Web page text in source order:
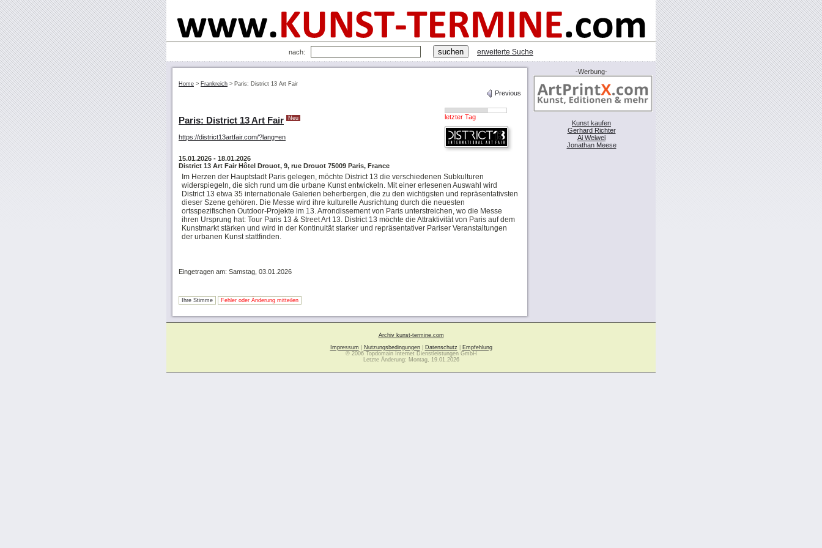
nach: erweiterte Suche
Home > Frankreich > Paris: District 13 Art Fair
Previous
letzter Tag
Paris: District 13 Art Fair Neu
https://district13artfair.com/?lang=en
15.01.2026 - 18.01.2026
District 13 Art Fair Hôtel Drouot, 9, rue Drouot 75009 Paris, France
Im Herzen der Hauptstadt Paris gelegen, möchte District 13 die verschiedenen Subkulturen
widerspiegeln, die sich rund um die urbane Kunst entwickeln. Mit einer erlesenen Auswahl wird
District 13 etwa 35 internationale Galerien beherbergen, die zu den wichtigsten und repräsentativsten
dieser Szene gehören. Die Messe wird ihre kulturelle Ausrichtung durch die neuesten
ortsspezifischen Outdoor-Projekte im 13. Arrondissement von Paris unterstreichen, wo die Messe
ihren Ursprung hat: Tour Paris 13 & Street Art 13. District 13 möchte die Attraktivität von Paris auf dem
Kunstmarkt stärken und wird in der Kontinuität starker und repräsentativer Pariser Veranstaltungen
der urbanen Kunst stattfinden.
Eingetragen am: Samstag, 03.01.2026
Ihre Stimme Fehler oder Änderung mitteilen
-Werbung-
Kunst kaufen
Gerhard Richter
Ai Weiwei
Jonathan Meese
Archiv kunst-termine.com
Impressum
Nutzungsbedingungen| Datenschutz
Empfehlung
© 2006 Topdomain Internet Dienstleistungen GmbH
Letzte Änderung: Montag, 19.01.2026